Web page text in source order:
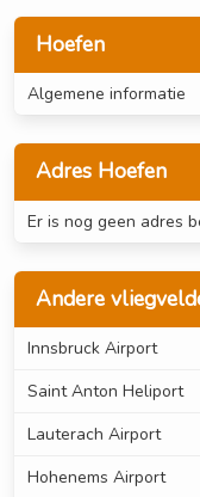
Hoefen
Algemene informatie
Adres Hoefen
Er is nog geen adres
Andere
Innsbruck Airport
Saint Anton Heliport
Lauterach Airport
Hohenems Airport